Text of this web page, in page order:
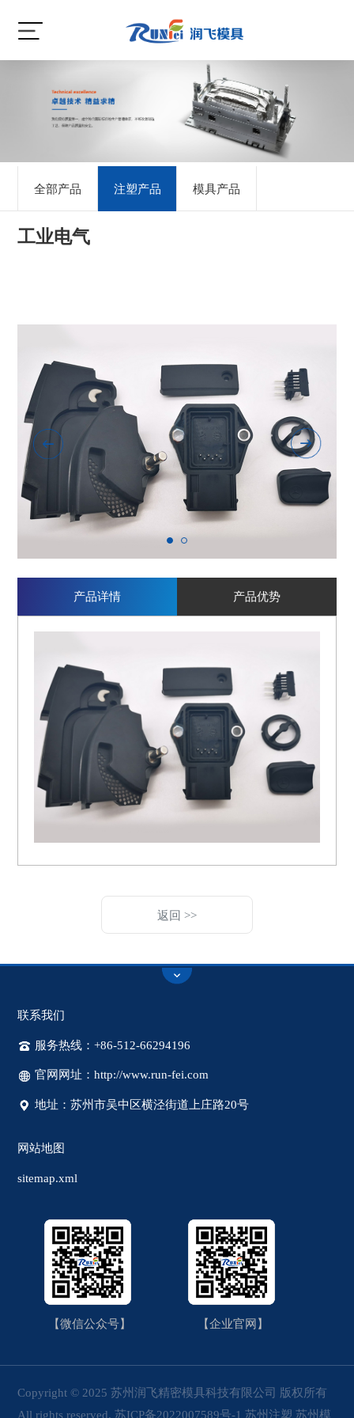
全部产品 注塑产品 模具产品
工业电气
1 2
产品详情 产品优势
返回 >>
联系我们
服务热线：+86-512-66294196
官网网址：http://www.run-fei.com
地址：苏州市吴中区横泾街道上庄路20号
网站地图
sitemap.xml
【微信公众号】 【企业官网】
Copyright © 2025 苏州润飞精密模具科技有限公司 版权所有
All rights reserved.苏ICP备2022007589号-1 苏州注塑 苏州模